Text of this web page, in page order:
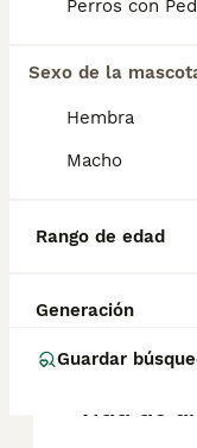
Perros con
Sexo de la
Hembra
Macho
Rango de edad
Generación
Guardar
¿Cómo
¿Cuáles
¿Cuál
vida de